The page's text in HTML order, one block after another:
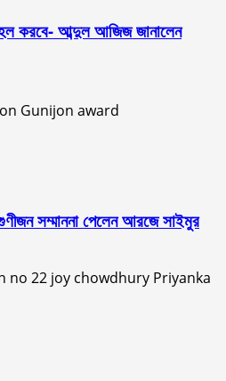
হল করবে- আব্দুল আজিজ জানালেন
সম্মাননা পেলেন আরজে সাইমুর